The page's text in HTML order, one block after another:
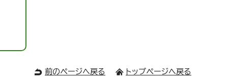
前のページへ戻る トップページへ戻る